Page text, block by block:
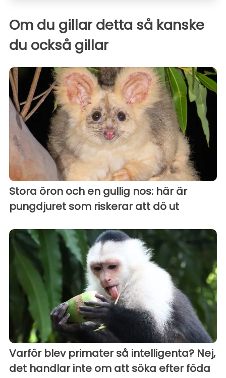
Om du gillar detta så kanske
du också gillar
Stora öron och en gullig nos: här är
pungdjuret som riskerar att dö ut
Varför blev primater så intelligenta? Nej,
det handlar inte om att söka efter föda